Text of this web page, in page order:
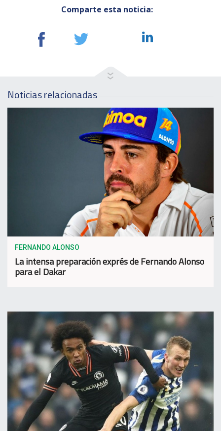
Comparte esta noticia:
Noticias relacionadas
FERNANDO ALONSO
La intensa preparación exprés de Fernando Alonso
para el Dakar